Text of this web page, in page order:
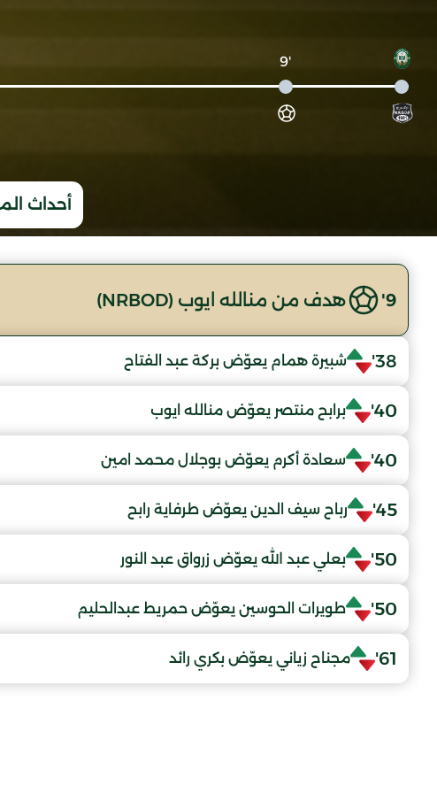
'9
أحداث
9' هدف من منالله ايوب (NRBOD)
38' شبيرة همام يعوّض بركة عبد الفتاح
40' برابح منتصر يعوّض منالله ايوب
40' سعادة أكرم يعوّض بوجلال محمد امين
45' رباح سيف الدين يعوّض طرفاية رابح
50' بعلي عبد الله يعوّض زرواق عبد النور
50' طويرات الحوسين يعوّض حمريط عبدالحليم
61' مجناح زياني يعوّض بكري رائد